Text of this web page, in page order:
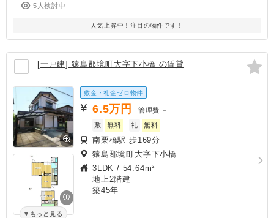
5人検討中
人気上昇中！注目の物件です！
[一戸建] 猿島郡境町大字下小橋 の賃貸
もっと見る
敷金・礼金ゼロ物件
6.5万円 管理費 －
敷
無料 礼 無料
南栗橋駅 歩169分
猿島郡境町大字下小橋
3LDK / 54.64m²
地上2階建
築45年